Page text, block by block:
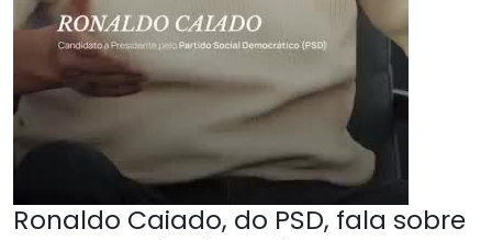
Ronaldo Caiado, do PSD, fala sobre